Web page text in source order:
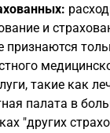
и
признаются
такие как
палата в
"других